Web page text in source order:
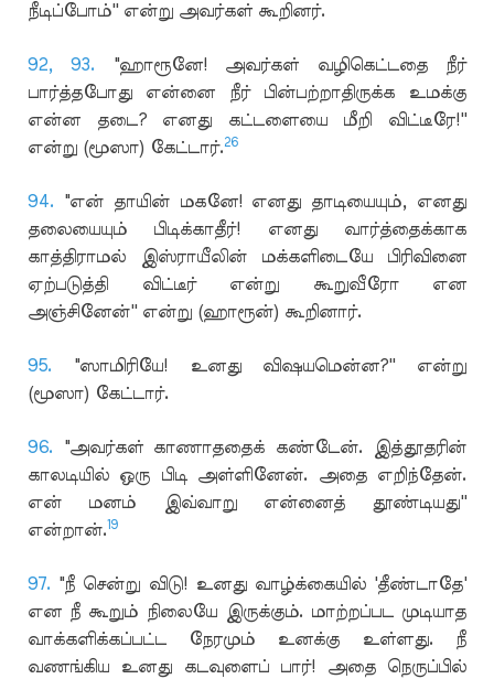
நீடிப்போம்'' என்று அவர்கள் கூறினர்.
92, 93. "ஹாரூனே! அவர்கள் வழிகெட்டதை நீர்
பார்த்தபோது என்னை நீர் பின்பற்றாதிருக்க உமக்கு
என்ன தடை? எனது கட்டளையை மீறி விட்டீரே!''
என்று (மூஸா) கேட்டார்.26
94. "என் தாயின் மகனே! எனது தாடியையும், எனது
தலையையும் பிடிக்காதீர்! எனது வார்த்தைக்காக
காத்திராமல் இஸ்ராயீலின் மக்களிடையே பிரிவினை
ஏற்படுத்தி விட்டீர் என்று கூறுவீரோ என
அஞ்சினேன்'' என்று (ஹாரூன்) கூறினார்.
95. "ஸாமிரியே! உனது விஷயமென்ன?'' என்று
(மூஸா) கேட்டார்.
96. "அவர்கள் காணாததைக் கண்டேன். இத்தூதரின்
காலடியில் ஒரு பிடி அள்ளினேன். அதை எறிந்தேன்.
என் மனம் இவ்வாறு என்னைத் தூண்டியது''
என்றான்.19
97. "நீ சென்று விடு! உனது வாழ்க்கையில் 'தீண்டாதே'
என நீ கூறும் நிலையே இருக்கும். மாற்றப்பட முடியாத
வாக்களிக்கப்பட்ட நேரமும் உனக்கு உள்ளது. நீ
வணங்கிய உனது கடவுளைப் பார்! அதை நெருப்பில்